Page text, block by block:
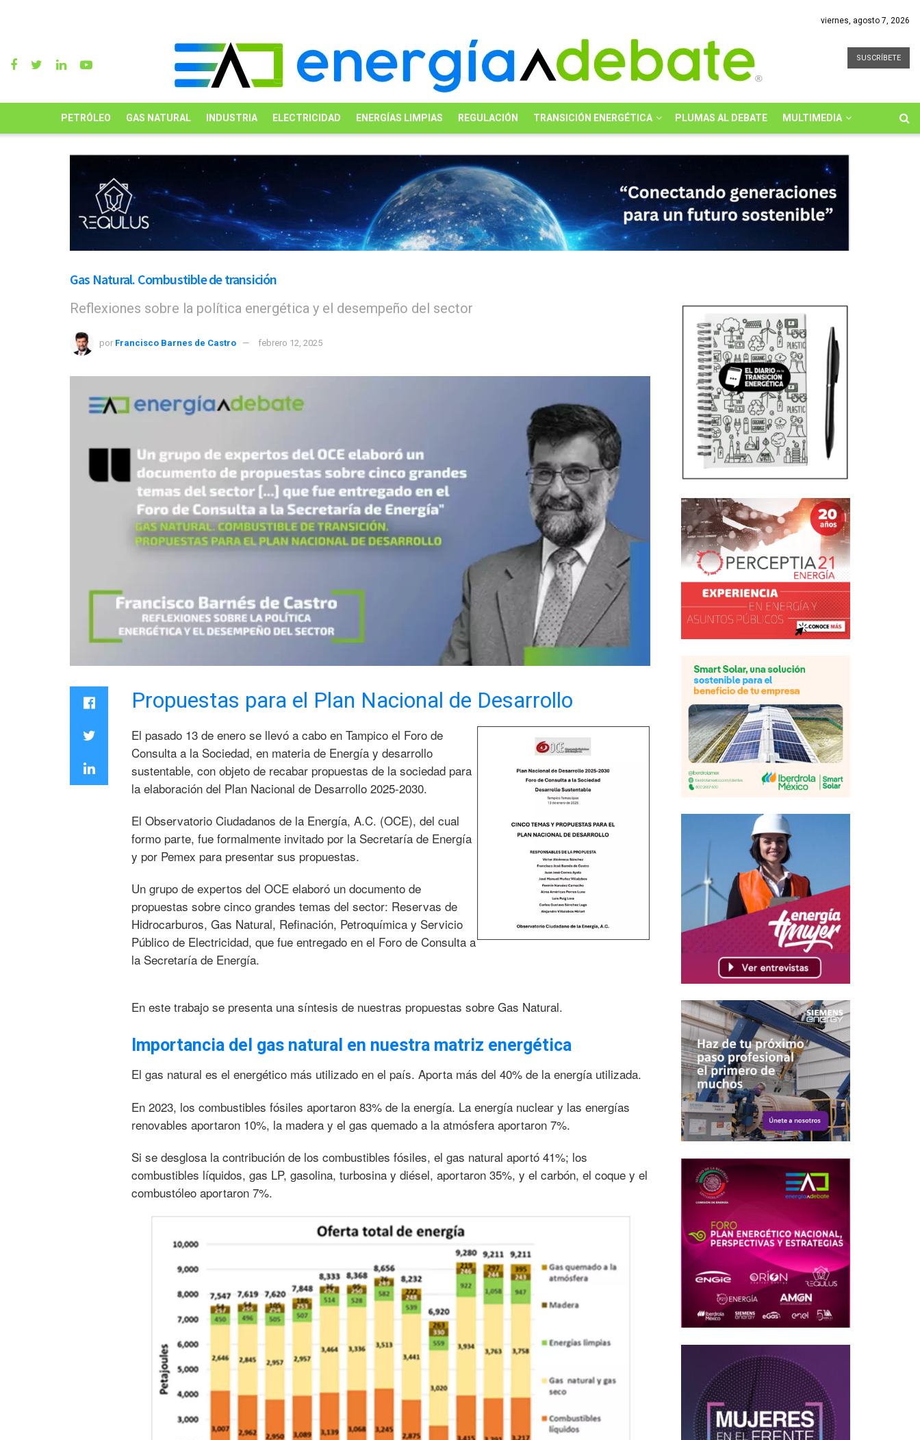
viernes, agosto 7, 2026
SUSCRÍBETE
PETRÓLEO GAS NATURAL INDUSTRIA ELECTRICIDAD ENERGÍAS LIMPIAS REGULACIÓN TRANSICIÓN ENERGÉTICA PLUMAS AL DEBATE MULTIMEDIA
Gas Natural. Combustible de transición
Reflexiones sobre la política energética y el desempeño del sector
por Francisco Barnes de Castro febrero 12, 2025
Propuestas para el Plan Nacional de Desarrollo
El pasado 13 de enero se llevó a cabo en Tampico el Foro de
Consulta a la Sociedad, en materia de Energía y desarrollo
sustentable, con objeto de recabar propuestas de la sociedad para
la elaboración del Plan Nacional de Desarrollo 2025-2030.
El Observatorio Ciudadanos de la Energía, A.C. (OCE), del cual
formo parte, fue formalmente invitado por la Secretaría de Energía
y por Pemex para presentar sus propuestas.
Un grupo de expertos del OCE elaboró un documento de
propuestas sobre cinco grandes temas del sector: Reservas de
Hidrocarburos, Gas Natural, Refinación, Petroquímica y Servicio
Público de Electricidad, que fue entregado en el Foro de Consulta a
la Secretaría de Energía.
En este trabajo se presenta una síntesis de nuestras propuestas sobre Gas Natural.
Importancia del gas natural en nuestra matriz energética
El gas natural es el energético más utilizado en el país. Aporta más del 40% de la energía utilizada.
En 2023, los combustibles fósiles aportaron 83% de la energía. La energía nuclear y las energías
renovables aportaron 10%, la madera y el gas quemado a la atmósfera aportaron 7%.
Si se desglosa la contribución de los combustibles fósiles, el gas natural aportó 41%; los
combustibles líquidos, gas LP, gasolina, turbosina y diésel, aportaron 35%, y el carbón, el coque y el
combustóleo aportaron 7%.